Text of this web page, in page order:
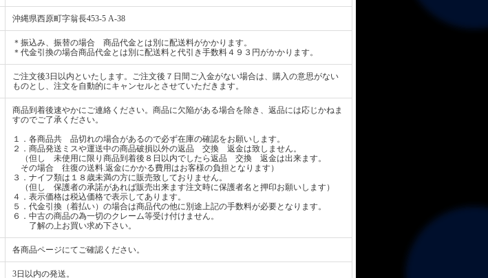
沖縄県西原町字翁長453-5 A-38
＊振込み、振替の場合 商品代金とは別に配送料がかかります。
＊代金引換の場合商品代金とは別に配送料と代引き手数料４９３円がかかります。
ご注文後3日以内といたします。ご注文後７日間ご入金がない場合は、購入の意思がない
ものとし、注文を自動的にキャンセルとさせていただきます。
商品到着後速やかにご連絡ください。商品に欠陥がある場合を除き、返品には応じかねま
すのでご了承ください。
１．各商品共 品切れの場合があるので必ず在庫の確認をお願いします。
２．商品発送ミスや運送中の商品破損以外の返品 交換 返金は致しません。
（但し 未使用に限り商品到着後８日以内でしたら返品 交換 返金は出来ます。
その場合 往復の送料.返金にかかる費用はお客様の負担となります）
３．ナイフ類は１８歳未満の方に販売致しておりません。
（但し 保護者の承諾があれば販売出来ます注文時に保護者名と押印お願いします）
４．表示価格は税込価格で表示してあります。
５．代金引換（着払い）の場合は商品代の他に別途上記の手数料が必要となります。
６．中古の商品の為一切のクレーム等受け付けません。
了解の上お買い求め下さい。
各商品ページにてご確認ください。
3日以内の発送。